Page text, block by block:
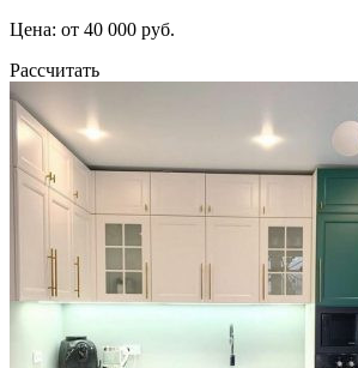
Цена: от 40 000 руб.
Рассчитать